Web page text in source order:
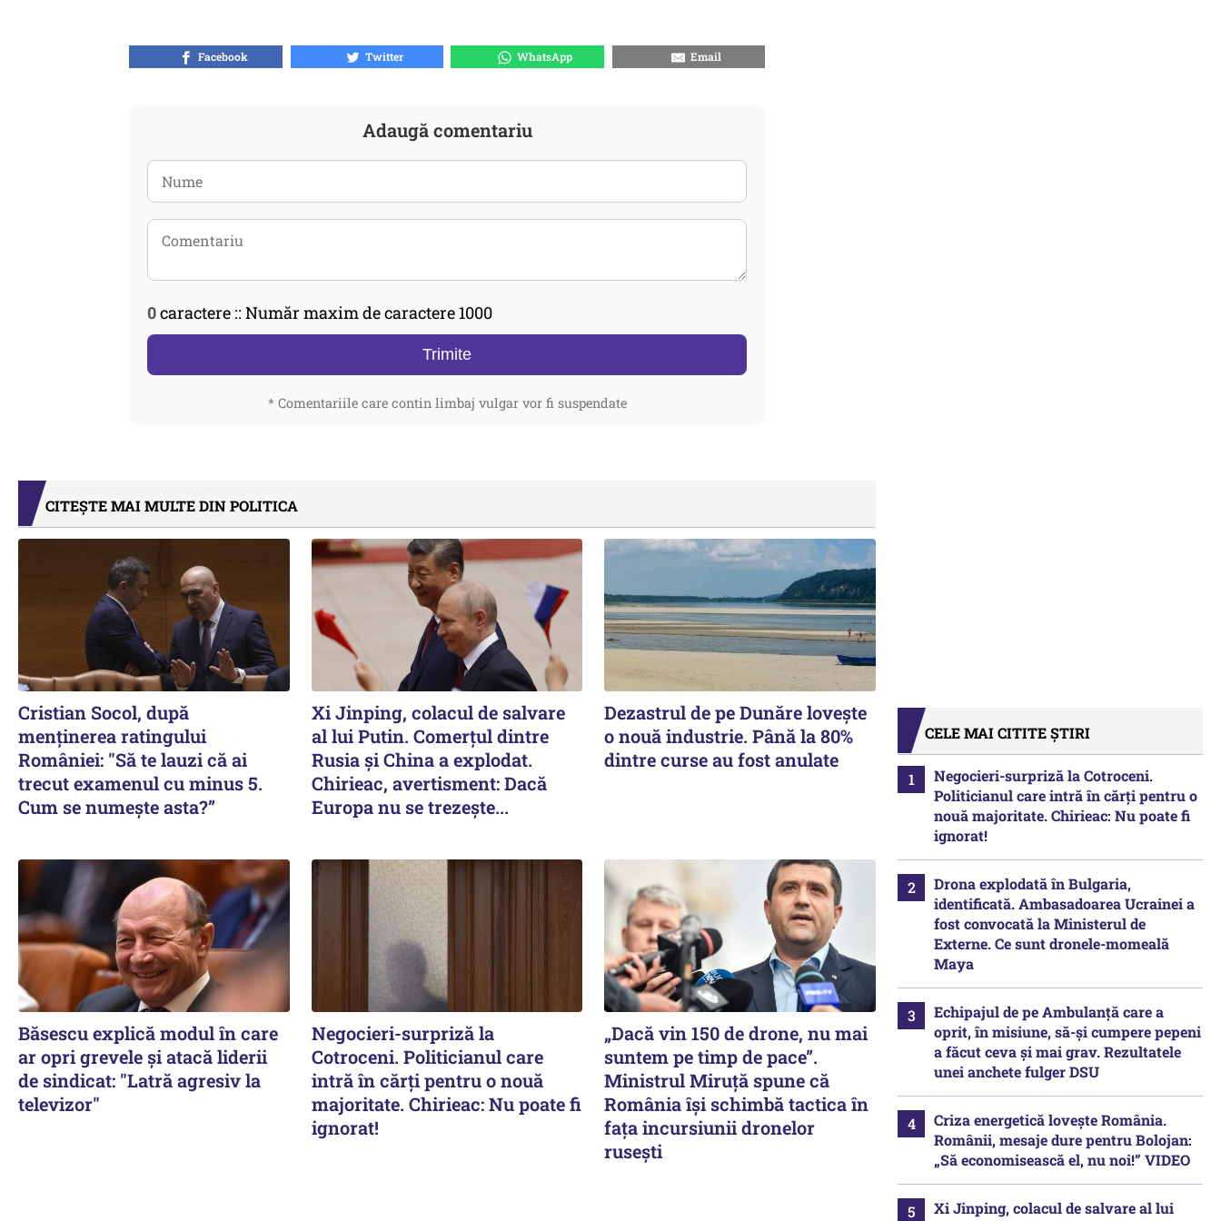
Facebook Twitter WhatsApp Email
Adaugă comentariu
0caractere :: Număr maxim de caractere 1000
Trimite
* Comentariile care contin limbaj vulgar vor fi suspendate
CITEȘTE MAI MULTE DIN POLITICA
Cristian Socol, după
menținerea ratingului
României: "Să te lauzi că ai
trecut examenul cu minus 5.
Cum se numește asta?”
Xi Jinping, colacul de salvare
al lui Putin. Comerțul dintre
Rusia și China a explodat.
Chirieac, avertisment: Dacă
Europa nu se trezește...
Dezastrul de pe Dunăre lovește
o nouă industrie. Până la 80%
dintre curse au fost anulate
Băsescu explică modul în care
ar opri grevele și atacă liderii
de sindicat: "Latră agresiv la
televizor"
Negocieri-surpriză la
Cotroceni. Politicianul care
intră în cărți pentru o nouă
majoritate. Chirieac: Nu poate fi
ignorat!
„Dacă vin 150 de drone, nu mai
suntem pe timp de pace”.
Ministrul Miruţă spune că
România își schimbă tactica în
fața incursiunii dronelor
rusești
CELE MAI CITITE ȘTIRI
Negocieri-surpriză la Cotroceni.
Politicianul care intră în cărți pentru o
nouă majoritate. Chirieac: Nu poate fi
ignorat!
Drona explodată în Bulgaria,
identificată. Ambasadoarea Ucrainei a
fost convocată la Ministerul de
Externe. Ce sunt dronele-momeală
Maya
Echipajul de pe Ambulanță care a
oprit, în misiune, să-și cumpere pepeni
a făcut ceva și mai grav. Rezultatele
unei anchete fulger DSU
Criza energetică lovește România.
Românii, mesaje dure pentru Bolojan:
„Să economisească el, nu noi!” VIDEO
Xi Jinping, colacul de salvare al lui